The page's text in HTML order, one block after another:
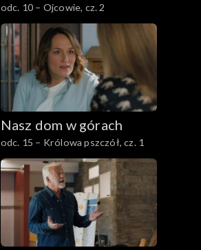
odc. 10 – Ojcowie, cz. 2
Nasz dom w górach
odc. 15 – Królowa pszczół, cz. 1